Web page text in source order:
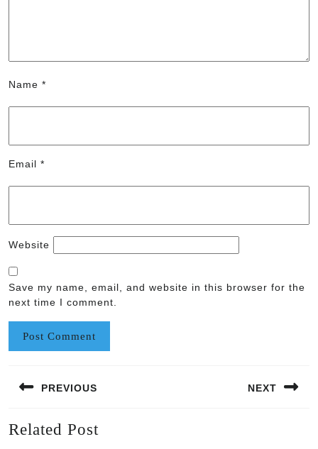
Name *
Email *
Website
Save my name, email, and website in this browser for the
next time I comment.
navigation
PREVIOUS
post:
NEXT
Related Post